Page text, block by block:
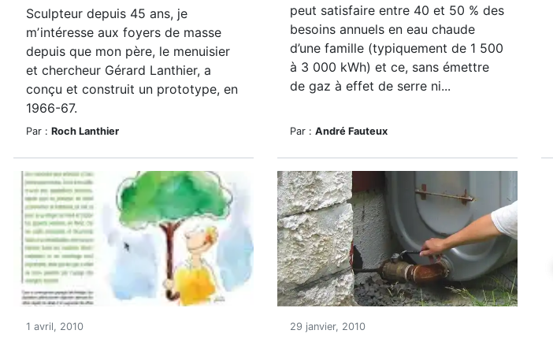
Sculpteur depuis 45 ans, je
mʼintéresse aux foyers de masse
depuis que mon père, le menuisier
et chercheur Gérard Lanthier, a
conçu et construit un prototype, en
1966-67.
Par : Roch Lanthier
peut satisfaire entre 40 et 50 % des
besoins annuels en eau chaude
d’une famille (typiquement de 1 500
à 3 000 kWh) et ce, sans émettre
de gaz à effet de serre ni...
Par : André Fauteux
1 avril, 2010 29 janvier, 2010